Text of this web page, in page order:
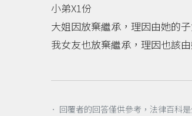
小弟X1份
大姐因放棄繼承，理因由她的
我女友也放棄繼承，理因也該
． 回覆者的回答僅供參考，法律百科